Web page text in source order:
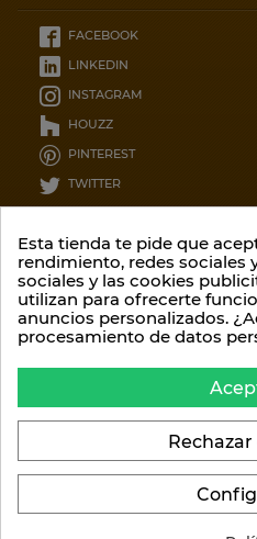
FACEBOOK
LINKEDIN
INSTAGRAM
HOUZZ
PINTEREST
TWITTER
CONTÁCTENOS
Garcia lorca 12, 8ºC
36209 - Pontevedra
Contáctenos por
(34) 986 20 75 52
info@climalis.com
Esta tienda te pide que
rendimiento, redes sociales
sociales y las cookies
utilizan para ofrecerte
anuncios personalizados.
procesamiento de datos